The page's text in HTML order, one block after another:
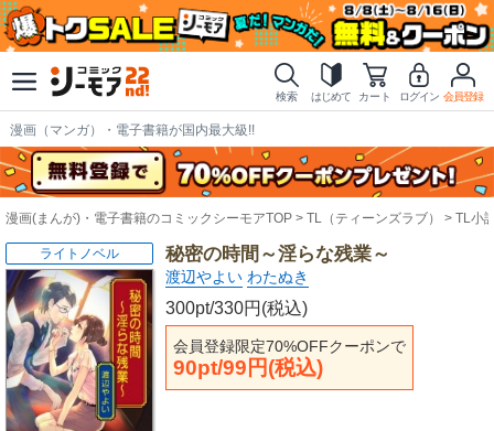
検索 はじめて カート ログイン 会員登録
漫画（マンガ）・電子書籍が国内最大級!!
漫画(まんが)・電子書籍のコミックシーモアTOP TL（ティーンズラブ） TL小
秘密の時間～淫らな残業～
渡辺やよい わたぬき
300pt/330円(税込)
会員登録限定70%OFFクーポンで
90pt/99円(税込)
ライトノベル